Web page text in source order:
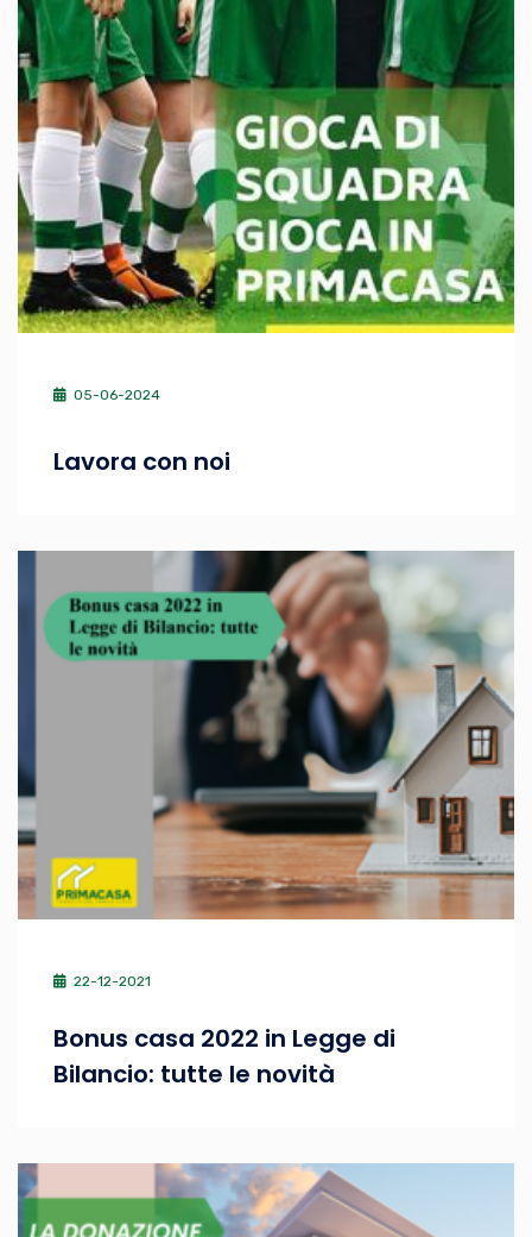
05-06-2024
Lavora con noi
22-12-2021
Bonus casa 2022 in Legge di
Bilancio: tutte le novità